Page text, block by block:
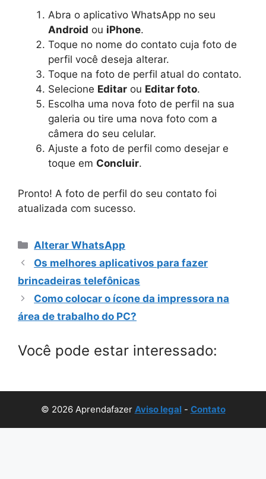
Abra o aplicativo WhatsApp no seu
Android ou iPhone.
Toque no nome do contato cuja foto de
perfil você deseja alterar.
Toque na foto de perfil atual do contato.
Selecione Editar ou Editar foto.
Escolha uma nova foto de perfil na sua
galeria ou tire uma nova foto com a
câmera do seu celular.
Ajuste a foto de perfil como desejar e
toque em Concluir.
Pronto! A foto de perfil do seu contato foi
atualizada com sucesso.
Categorias
Alterar WhatsApp
Os melhores aplicativos para fazer
brincadeiras telefônicas
Como colocar o ícone da impressora na
área de trabalho do PC?
Você pode estar interessado:
© 2026 Aprendafazer Aviso legal- Contato